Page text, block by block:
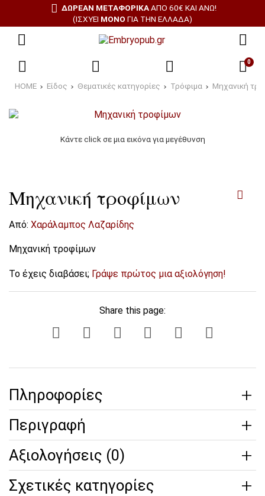
ΔΩΡΕΑΝ ΜΕΤΑΦΟΡΙΚΑΑΠΌ 60€ ΚΑΙ ΆΝΩ!
(ΙΣΧΎΕΙ ΜΌΝΟ ΓΙΑ ΤΗΝ ΕΛΛΆΔΑ)
0
HOME Είδος Θεματικές κατηγορίες Τρόφιμα Μηχανική
Κάντε click σε μια εικόνα για μεγέθυνση
Μηχανική τροφίμων
Από: Χαράλαμπος Λαζαρίδης
Μηχανική τροφίμων
Το έχεις διαβάσει; Γράψε πρώτος μια αξιολόγηση!
Share this page:
Πληροφορίες
Περιγραφή
Αξιολογήσεις (0)
Σχετικές κατηγορίες